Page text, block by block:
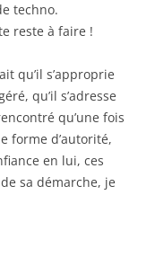
techno.
reste à faire !
qu’il s’approprie
qu’il s’adresse
qu’une fois
forme d’autorité,
en lui, ces
sa démarche, je